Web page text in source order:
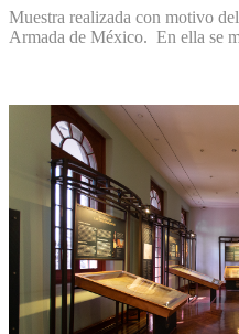
Muestra realizada con motivo
Armada de México. En ella se